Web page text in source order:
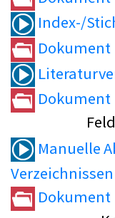
Index-/
Dokument
Dokument
Manuelle
Dokument